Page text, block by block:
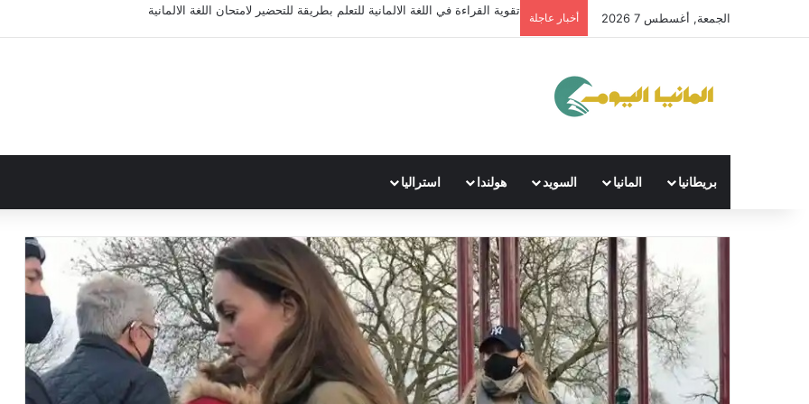
الجمعة, أغسطس 7 2026 أخبار عاجلة
تقوية القراءة في اللغة الالمانية للتعلم بطريقة للتحضير لامتحان اللغة الالمانية
بريطانيا المانيا السويد هولندا استراليا